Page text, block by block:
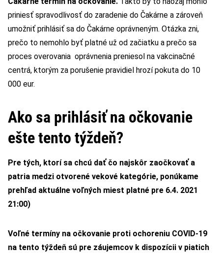
priniesť spravodlivosť do zaradenie do Čakárne a zároveň
umožniť prihlásiť sa do Čakárne oprávneným. Otázka zni,
prečo to nemohlo byť platné už od začiatku a prečo sa
proces overovania oprávnenia preniesol na vakcinačné
centrá, ktorým za porušenie pravidiel hrozí pokuta do 10
000 eur.
Ako sa prihlásiť na očkovanie
ešte tento týždeň?
Pre tých, ktorí sa chcú dať čo najskôr zaočkovať a
patria medzi otvorené vekové kategórie, ponúkame
prehľad aktuálne voľných miest platné pre 6.4. 2021
21:00)
Voľné termíny na očkovanie proti ochoreniu COVID-19
na tento týždeň sú pre záujemcov k dispozícii v piatich